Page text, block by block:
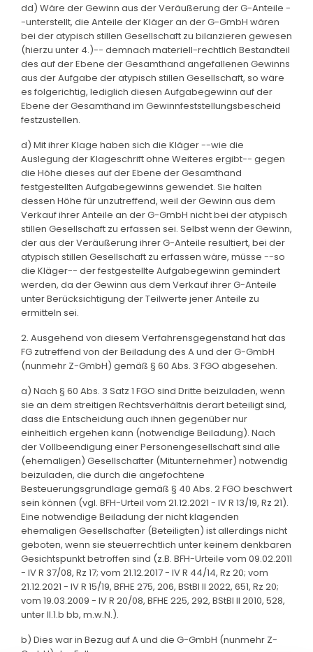
dd) Wäre der Gewinn aus der Veräußerung der G-Anteile -
-unterstellt, die Anteile der Kläger an der G-GmbH wären
bei der atypisch stillen Gesellschaft zu bilanzieren gewesen
(hierzu unter 4.)-- demnach materiell-rechtlich Bestandteil
des auf der Ebene der Gesamthand angefallenen Gewinns
aus der Aufgabe der atypisch stillen Gesellschaft, so wäre
es folgerichtig, lediglich diesen Aufgabegewinn auf der
Ebene der Gesamthand im Gewinnfeststellungsbescheid
festzustellen.
d) Mit ihrer Klage haben sich die Kläger --wie die
Auslegung der Klageschrift ohne Weiteres ergibt-- gegen
die Höhe dieses auf der Ebene der Gesamthand
festgestellten Aufgabegewinns gewendet. Sie halten
dessen Höhe für unzutreffend, weil der Gewinn aus dem
Verkauf ihrer Anteile an der G-GmbH nicht bei der atypisch
stillen Gesellschaft zu erfassen sei. Selbst wenn der Gewinn,
der aus der Veräußerung ihrer G-Anteile resultiert, bei der
atypisch stillen Gesellschaft zu erfassen wäre, müsse --so
die Kläger-- der festgestellte Aufgabegewinn gemindert
werden, da der Gewinn aus dem Verkauf ihrer G-Anteile
unter Berücksichtigung der Teilwerte jener Anteile zu
ermitteln sei.
2. Ausgehend von diesem Verfahrensgegenstand hat das
FG zutreffend von der Beiladung des A und der G-GmbH
(nunmehr Z-GmbH) gemäß § 60 Abs. 3 FGO abgesehen.
a) Nach § 60 Abs. 3 Satz 1 FGO sind Dritte beizuladen, wenn
sie an dem streitigen Rechtsverhältnis derart beteiligt sind,
dass die Entscheidung auch ihnen gegenüber nur
einheitlich ergehen kann (notwendige Beiladung). Nach
der Vollbeendigung einer Personengesellschaft sind alle
(ehemaligen) Gesellschafter (Mitunternehmer) notwendig
beizuladen, die durch die angefochtene
Besteuerungsgrundlage gemäß § 40 Abs. 2 FGO beschwert
sein können (vgl. BFH-Urteil vom 21.12.2021 - IV R 13/19, Rz 21).
Eine notwendige Beiladung der nicht klagenden
ehemaligen Gesellschafter (Beteiligten) ist allerdings nicht
geboten, wenn sie steuerrechtlich unter keinem denkbaren
Gesichtspunkt betroffen sind (z.B. BFH-Urteile vom 09.02.2011
- IV R 37/08, Rz 17; vom 21.12.2017 - IV R 44/14, Rz 20; vom
21.12.2021 - IV R 15/19, BFHE 275, 206, BStBl II 2022, 651, Rz 20;
vom 19.03.2009 - IV R 20/08, BFHE 225, 292, BStBl II 2010, 528,
unter II.1.b bb, m.w.N.).
b) Dies war in Bezug auf A und die G-GmbH (nunmehr Z-